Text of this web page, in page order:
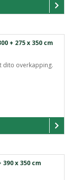
+ 275 x 350 cm
dito overkapping.
x 350 cm